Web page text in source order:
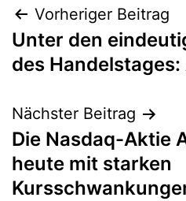
Vorheriger Beitrag
Unter den
des
Nächster Beitrag
Die Nasdaq-Aktie
heute mit starken